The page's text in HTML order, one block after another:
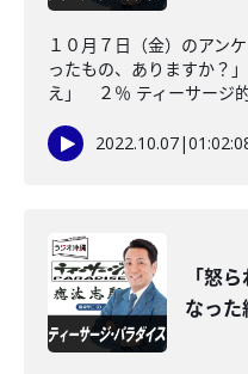
１０月７日（金）のアン
ったもの、ありますか？
え」 ２％ ティーサージ
2022.10.07|
「怒
なった